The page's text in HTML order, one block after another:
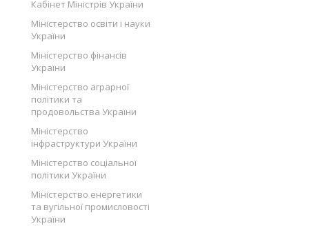
Кабінет Міністрів України
Міністерство освіти і науки
України
Міністерство фінансів
України
Міністерство аграрної
політики та
продовольства України
Міністерство
інфраструктури України
Міністерство соціальної
політики України
Міністерство енергетики
та вугільної промисловості
України